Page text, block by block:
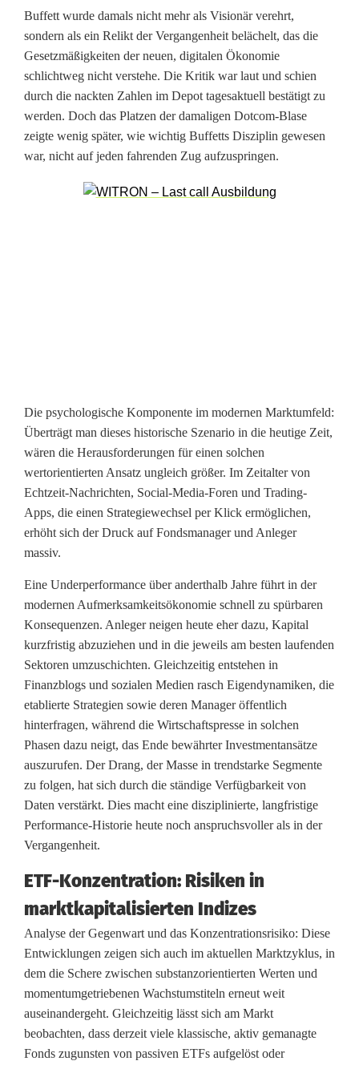
g
e
r
h
r
P
e
r
f
r
m
a
n
c
v
o
n
B
e
r
k
s
h
i
Buffett wurde damals nicht mehr als Visionär verehrt,
sondern als ein Relikt der Vergangenheit belächelt, das die
Gesetzmäßigkeiten der neuen, digitalen Ökonomie
schlichtweg nicht verstehe. Die Kritik war laut und schien
durch die nackten Zahlen im Depot tagesaktuell bestätigt zu
werden. Doch das Platzen der damaligen Dotcom-Blase
zeigte wenig später, wie wichtig Buffetts Disziplin gewesen
war, nicht auf jeden fahrenden Zug aufzuspringen.
Die psychologische Komponente im modernen Marktumfeld:
Überträgt man dieses historische Szenario in die heutige Zeit,
wären die Herausforderungen für einen solchen
wertorientierten Ansatz ungleich größer. Im Zeitalter von
Echtzeit-Nachrichten, Social-Media-Foren und Trading-
Apps, die einen Strategiewechsel per Klick ermöglichen,
erhöht sich der Druck auf Fondsmanager und Anleger
massiv.
Eine Underperformance über anderthalb Jahre führt in der
modernen Aufmerksamkeitsökonomie schnell zu spürbaren
Konsequenzen. Anleger neigen heute eher dazu, Kapital
kurzfristig abzuziehen und in die jeweils am besten laufenden
Sektoren umzuschichten. Gleichzeitig entstehen in
Finanzblogs und sozialen Medien rasch Eigendynamiken, die
etablierte Strategien sowie deren Manager öffentlich
hinterfragen, während die Wirtschaftspresse in solchen
Phasen dazu neigt, das Ende bewährter Investmentansätze
auszurufen. Der Drang, der Masse in trendstarke Segmente
zu folgen, hat sich durch die ständige Verfügbarkeit von
Daten verstärkt. Dies macht eine disziplinierte, langfristige
Performance-Historie heute noch anspruchsvoller als in der
Vergangenheit.
ETF-Konzentration: Risiken in
marktkapitalisierten Indizes
Analyse der Gegenwart und das Konzentrationsrisiko: Diese
Entwicklungen zeigen sich auch im aktuellen Marktzyklus, in
dem die Schere zwischen substanzorientierten Werten und
momentumgetriebenen Wachstumstiteln erneut weit
auseinandergeht. Gleichzeitig lässt sich am Markt
beobachten, dass derzeit viele klassische, aktiv gemanagte
Fonds zugunsten von passiven ETFs aufgelöst oder